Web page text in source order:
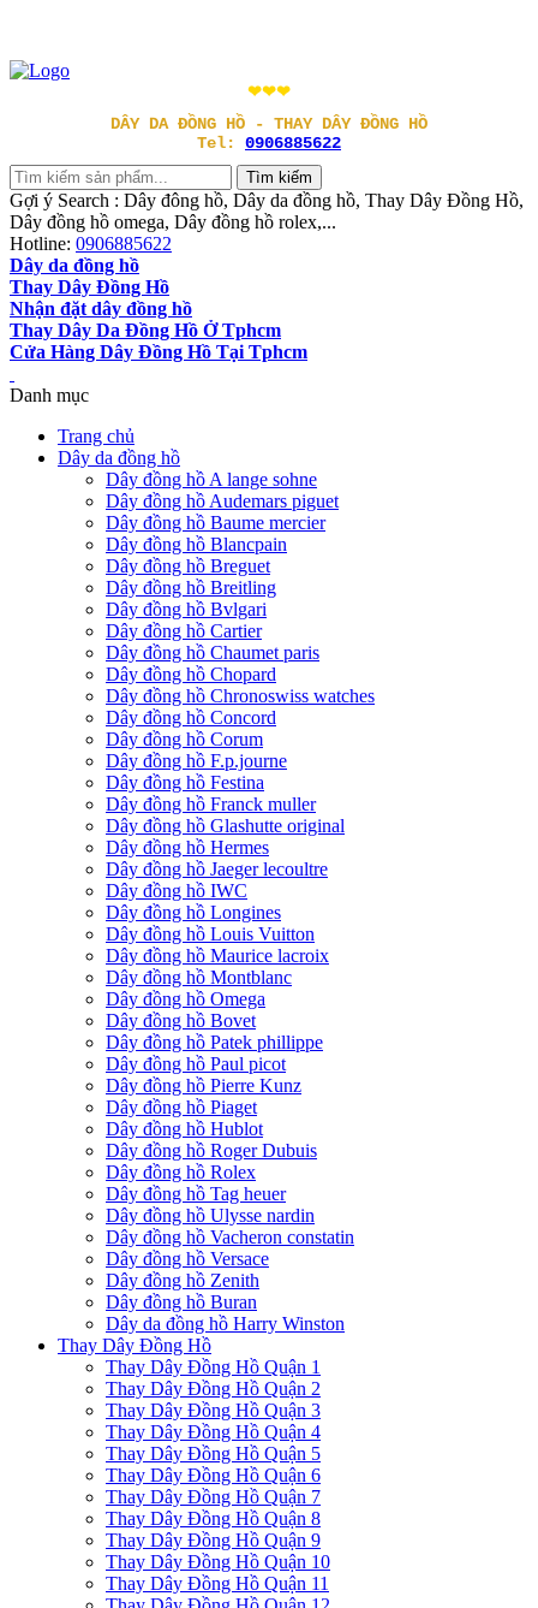
❤❤❤
DÂY DA ĐỒNG HỒ - THAY DÂY ĐỒNG HỒ
Tel: 0906885622
Gợi ý Search : Dây đông hồ, Dây da đồng hồ, Thay Dây Đồng Hồ,
Dây đồng hồ omega, Dây đồng hồ rolex,...
Hotline: 0906885622
Dây da đồng hồ
Thay Dây Đồng Hồ
Nhận đặt dây đồng hồ
Thay Dây Da Đồng Hồ Ở Tphcm
Cửa Hàng Dây Đồng Hồ Tại Tphcm
Danh mục
Trang chủ
Dây da đồng hồ
Dây đồng hồ A lange sohne
Dây đồng hồ Audemars piguet
Dây đồng hồ Baume mercier
Dây đồng hồ Blancpain
Dây đồng hồ Breguet
Dây đồng hồ Breitling
Dây đồng hồ Bvlgari
Dây đồng hồ Cartier
Dây đồng hồ Chaumet paris
Dây đồng hồ Chopard
Dây đồng hồ Chronoswiss watches
Dây đồng hồ Concord
Dây đồng hồ Corum
Dây đồng hồ F.p.journe
Dây đồng hồ Festina
Dây đồng hồ Franck muller
Dây đồng hồ Glashutte original
Dây đồng hồ Hermes
Dây đồng hồ Jaeger lecoultre
Dây đồng hồ IWC
Dây đồng hồ Longines
Dây đồng hồ Louis Vuitton
Dây đồng hồ Maurice lacroix
Dây đồng hồ Montblanc
Dây đồng hồ Omega
Dây đồng hồ Bovet
Dây đồng hồ Patek phillippe
Dây đồng hồ Paul picot
Dây đồng hồ Pierre Kunz
Dây đồng hồ Piaget
Dây đồng hồ Hublot
Dây đồng hồ Roger Dubuis
Dây đồng hồ Rolex
Dây đồng hồ Tag heuer
Dây đồng hồ Ulysse nardin
Dây đồng hồ Vacheron constatin
Dây đồng hồ Versace
Dây đồng hồ Zenith
Dây đồng hồ Buran
Dây da đồng hồ Harry Winston
Thay Dây Đồng Hồ
Thay Dây Đồng Hồ Quận 1
Thay Dây Đồng Hồ Quận 2
Thay Dây Đồng Hồ Quận 3
Thay Dây Đồng Hồ Quận 4
Thay Dây Đồng Hồ Quận 5
Thay Dây Đồng Hồ Quận 6
Thay Dây Đồng Hồ Quận 7
Thay Dây Đồng Hồ Quận 8
Thay Dây Đồng Hồ Quận 9
Thay Dây Đồng Hồ Quận 10
Thay Dây Đồng Hồ Quận 11